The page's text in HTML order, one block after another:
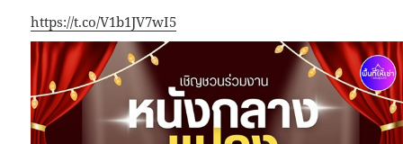
https://t.co/V1b1JV7wI5